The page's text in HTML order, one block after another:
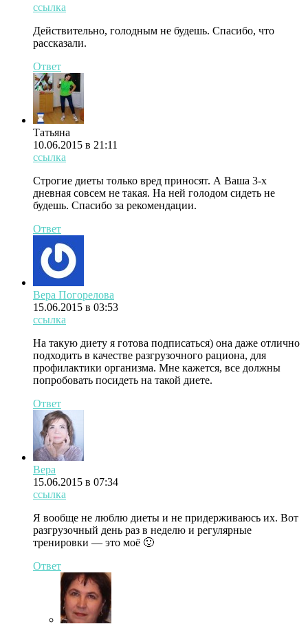
ссылка
Действительно, голодным не будешь. Спасибо, что
рассказали.
Ответ
Татьяна
10.06.2015 в 21:11
ссылка
Строгие диеты только вред приносят. А Ваша 3-х
дневная совсем не такая. На ней голодом сидеть не
будешь. Спасибо за рекомендации.
Ответ
Вера Погорелова
15.06.2015 в 03:53
ссылка
На такую диету я готова подписаться) она даже отлично
подходить в качестве разгрузочного рациона, для
профилактики организма. Мне кажется, все должны
попробовать посидеть на такой диете.
Ответ
Вера
15.06.2015 в 07:34
ссылка
Я вообще не люблю диеты и не придерживаюсь их. Вот
разгрузочный день раз в неделю и регулярные
тренировки — это моё 🙂
Ответ